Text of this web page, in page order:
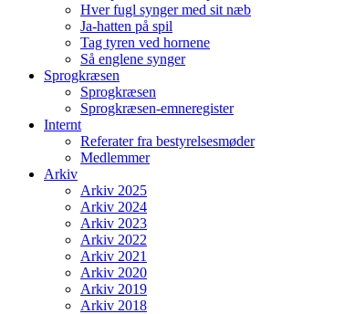
Hver fugl synger med sit næb
Ja-hatten på spil
Tag tyren ved hornene
Så englene synger
Sprogkræsen
Sprogkræsen
Sprogkræsen-emneregister
Internt
Referater fra bestyrelsesmøder
Medlemmer
Arkiv
Arkiv 2025
Arkiv 2024
Arkiv 2023
Arkiv 2022
Arkiv 2021
Arkiv 2020
Arkiv 2019
Arkiv 2018